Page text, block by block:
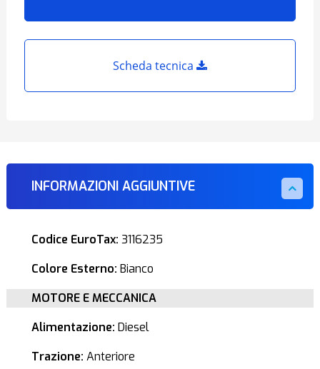
Scheda tecnica
INFORMAZIONI AGGIUNTIVE
Codice EuroTax: 3116235
Colore Esterno: Bianco
MOTORE E MECCANICA
Alimentazione: Diesel
Trazione: Anteriore